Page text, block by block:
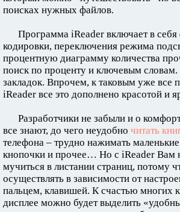
поисках нужных файлов.
Программа iReader включает в
кодировки, переключения режима
процентную диаграмму количества
поиск по проценту и ключевым
закладок. Впрочем, к таковым уже все
iReader все это дополнено красотой и
Разработчики не забыли и о
все знают, до чего неудобно читать
телефона – трудно нажимать
кнопочки и прочее… Но с iReader Вам
мучиться в листании страниц, потому
осуществлять в зависимости от
пальцем, клавишей. К счастью многих
дисплее можно будет выделить